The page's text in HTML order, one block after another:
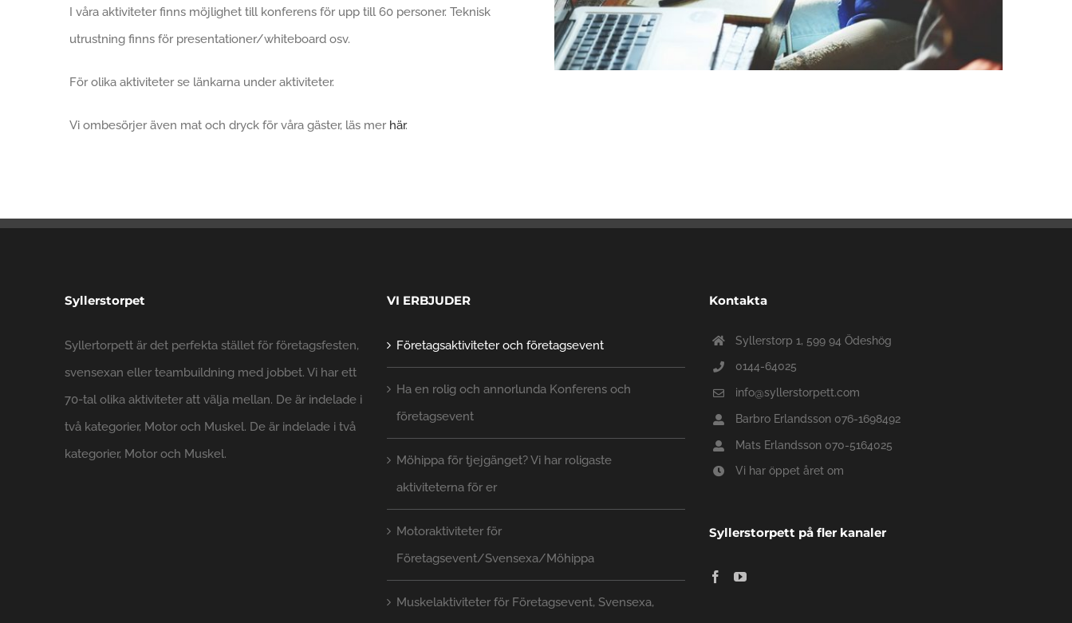
I våra aktiviteter finns möjlighet till konferens för upp till 60 personer. Teknisk
utrustning finns för presentationer/whiteboard osv.
För olika aktiviteter se länkarna under aktiviteter.
Vi ombesörjer även mat och dryck för våra gäster, läs mer här.
Syllerstorpet
Syllertorpett är det perfekta stället för företagsfesten,
svensexan eller teambuildning med jobbet. Vi har ett
70-tal olika aktiviteter att välja mellan. De är indelade i
två kategorier, Motor och Muskel. De är indelade i två
kategorier, Motor och Muskel.
VI ERBJUDER
Företagsaktiviteter och företagsevent
Ha en rolig och annorlunda Konferens och
företagsevent
Möhippa för tjejgänget? Vi har roligaste
aktiviteterna för er
Motoraktiviteter för
Företagsevent/Svensexa/Möhippa
Muskelaktiviteter för Företagsevent, Svensexa,
Kontakta
Syllerstorp 1, 599 94 Ödeshög
0144-64025
info@syllerstorpett.com
Barbro Erlandsson 076-1698492
Mats Erlandsson 070-5164025
Vi har öppet året om
Syllerstorpett på fler kanaler